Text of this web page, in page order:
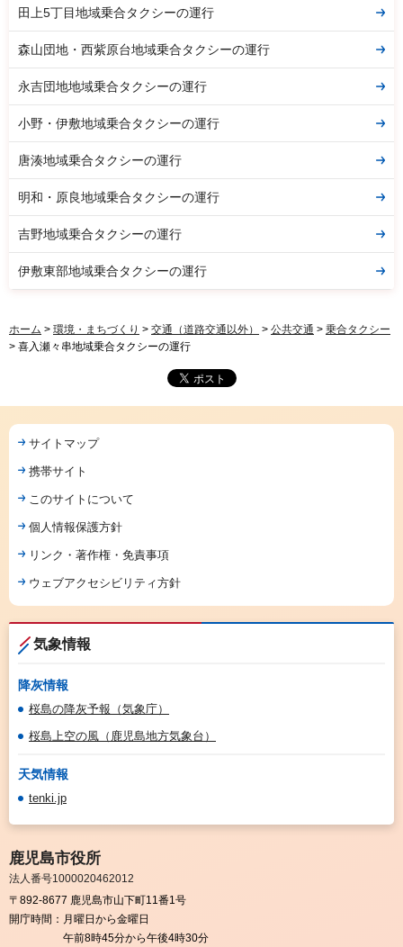
田上5丁目地域乗合タクシーの運行
森山団地・西紫原台地域乗合タクシーの運行
永吉団地地域乗合タクシーの運行
小野・伊敷地域乗合タクシーの運行
唐湊地域乗合タクシーの運行
明和・原良地域乗合タクシーの運行
吉野地域乗合タクシーの運行
伊敷東部地域乗合タクシーの運行
ホーム > 環境・まちづくり > 交通（道路交通以外） > 公共交通 > 乗合タクシー
> 喜入瀬々串地域乗合タクシーの運行
サイトマップ
携帯サイト
このサイトについて
個人情報保護方針
リンク・著作権・免責事項
ウェブアクセシビリティ方針
気象情報
降灰情報
桜島の降灰予報（気象庁）
桜島上空の風（鹿児島地方気象台）
天気情報
tenki.jp
鹿児島市役所
法人番号1000020462012
〒892-8677 鹿児島市山下町11番1号
開庁時間： 月曜日から金曜日
午前8時45分から午後4時30分